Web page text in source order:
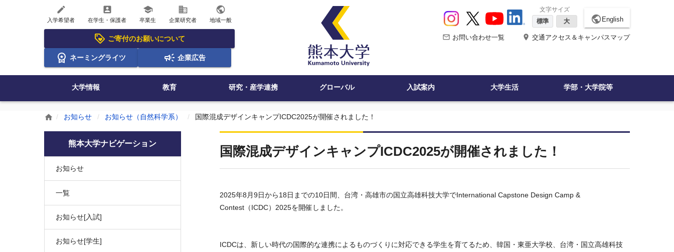
create
入学希望者
account_box
在学生・保護者
school
卒業生
business
企業研究者
public
地域一般
ご寄付のお願いについて
ネーミングライツ 企業広告
文字サイズ
標準
大 public English
mail_outline お問い合わせ一覧 place 交通アクセス＆キャンパスマップ
大学情報 教育 研究・産学連携 グローバル 入試案内 大学生活 学部・大学院等
home お知らせ お知らせ（自然科学系） 国際混成デザインキャンプICDC2025が開催されました！
国際混成デザインキャンプICDC2025が開催されました！
2025年8 月9日から18日までの10日間、台湾・高雄市の国立高雄科技大学でInternational Capstone Design Camp &
Contest （ICDC） 2025を開催しました。
ICDCは、新しい時代の国際的な連携によるものづくりに対応できる学生を育てるため、韓国・東亜大学校、台湾・国立高雄科技
熊本大学ナビゲーション
お知らせ
一覧
お知らせ[入試]
お知らせ[学生]